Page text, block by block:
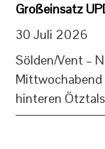
Großeinsatz
30 Juli 2026
Sölden/Vent –
Mittwochabend
hinteren